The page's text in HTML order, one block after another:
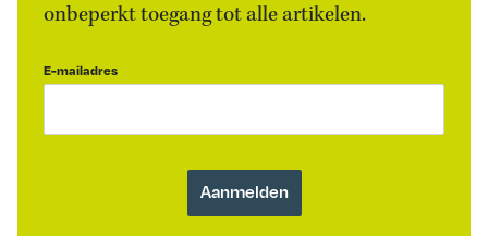
onbeperkt toegang tot alle artikelen.
E-mailadres